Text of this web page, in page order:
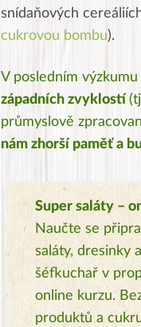
snídaňových
cukrovou bombu).
V posledním
západních zvyklostí
průmyslově
nám zhorší paměť a
Super saláty –
Naučte se
saláty, dresinky
šéfkuchař v
online kurzu.
produktů a